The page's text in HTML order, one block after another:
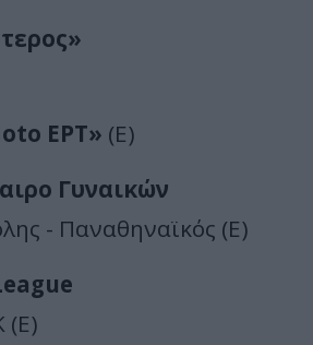
ΕΡΤ» (E)
Γυναικών
- Παναθηναϊκός (E)
(E)